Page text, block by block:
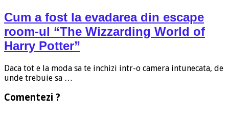
Cum a fost la evadarea din escape
room-ul “The Wizzarding World of
Harry Potter”
Daca tot e la moda sa te inchizi intr-o camera intunecata, de
unde trebuie sa …
Comentezi ?